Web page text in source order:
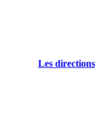
Les directions